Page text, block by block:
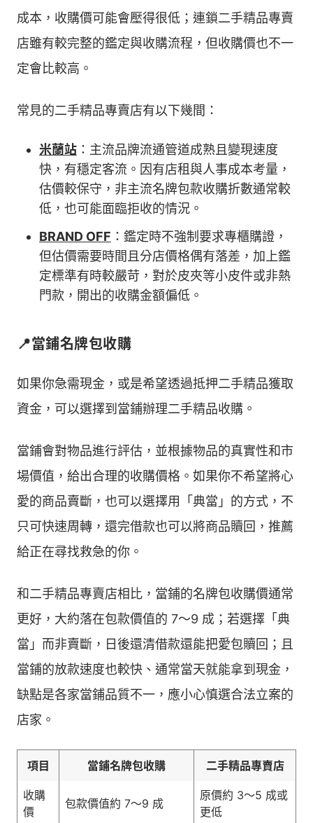
成本，收購價可能會壓得很低；連鎖二手精品專賣
店雖有較完整的鑑定與收購流程，但收購價也不一
定會比較高。
常見的二手精品專賣店有以下幾間：
米蘭站 ：主流品牌流通管道成熟且變現速度
快，有穩定客流。因有店租與人事成本考量，
估價較保守，非主流名牌包款收購折數通常較
低，也可能面臨拒收的情況。
BRAND OFF ：鑑定時不強制要求專櫃購證，
但估價需要時間且分店價格偶有落差，加上鑑
定標準有時較嚴苛，對於皮夾等小皮件或非熱
門款，開出的收購金額偏低。
📍當鋪名牌包收購
如果你急需現金，或是希望透過抵押二手精品獲取
資金，可以選擇到當鋪辦理二手精品收購。
當鋪會對物品進行評估，並根據物品的真實性和市
場價值，給出合理的收購價格。如果你不希望將心
愛的商品賣斷，也可以選擇用「典當」的方式，不
只可快速周轉，還完借款也可以將商品贖回，推薦
給正在尋找救急的你。
和二手精品專賣店相比，當鋪的名牌包收購價通常
更好，大約落在包款價值的 7～9 成；若選擇「典
當」而非賣斷，日後還清借款還能把愛包贖回；且
當鋪的放款速度也較快、通常當天就能拿到現金，
缺點是各家當鋪品質不一，應小心慎選合法立案的
店家。
項目 當鋪名牌包收購 二手精品專賣店
收購
價
包款價值約 7～9 成
原價約 3～5 成或
更低